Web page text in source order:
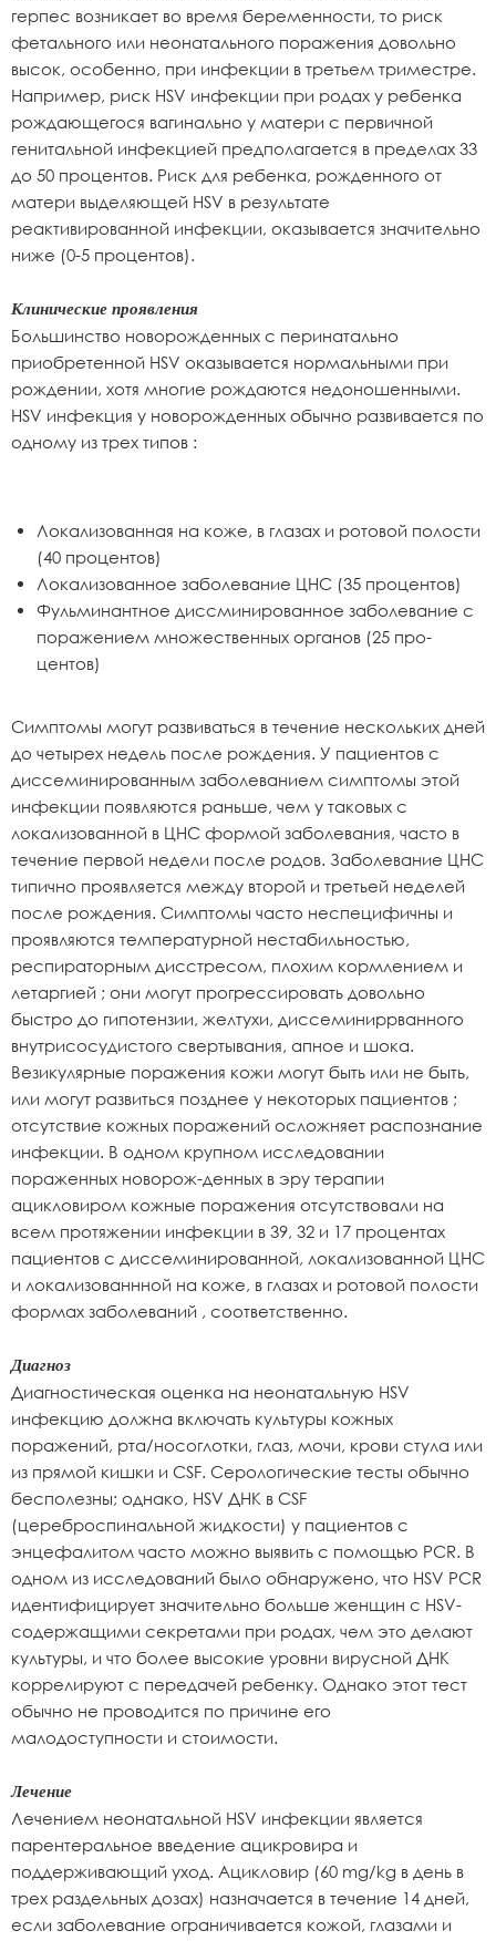
герпес возникает во время беременности, то риск
фетального или неонатального поражения довольно
высок, особенно, при инфекции в третьем триместре.
Например, риск HSV инфекции при родах у ребенка
рождающегося вагинально у матери с первичной
генитальной инфекцией предполагается в пределах 33
до 50 процентов. Риск для ребенка, рожденного от
матери выделяющей HSV в результате
реактивированной инфекции, оказывается значительно
ниже (0-5 процентов).
Клинические проявления
Большинство новорожденных с перинатально
приобретенной HSV оказывается нормальными при
рождении, хотя многие рождаются недоношенными.
HSV инфекция у новорожденных обычно развивается по
одному из трех типов :
Локализованная на коже, в глазах и ротовой полости
(40 процентов)
Локализованное заболевание ЦНС (35 процентов)
Фульминантное диссминированное заболевание с
поражением множественных органов (25 про-
центов)
Симптомы могут развиваться в течение нескольких дней
до четырех недель после рождения. У пациентов с
диссеминированным заболеванием симптомы этой
инфекции появляются раньше, чем у таковых с
локализованной в ЦНС формой заболевания, часто в
течение первой недели после родов. Заболевание ЦНС
типично проявляется между второй и третьей неделей
после рождения. Симптомы часто неспецифичны и
проявляются температурной нестабильностью,
респираторным дисстресом, плохим кормлением и
летаргией ; они могут прогрессировать довольно
быстро до гипотензии, желтухи, диссеминиррванного
внутрисосудистого свертывания, апное и шока.
Везикулярные поражения кожи могут быть или не быть,
или могут развиться позднее у некоторых пациентов ;
отсутствие кожных поражений осложняет распознание
инфекции. В одном крупном исследовании
пораженных новорож-денных в эру терапии
ацикловиром кожные поражения отсутствовали на
всем протяжении инфекции в 39, 32 и 17 процентах
пациентов с диссеминированной, локализованной ЦНС
и локализованнной на коже, в глазах и ротовой полости
формах заболеваний , соответственно.
Диагноз
Диагностическая оценка на неонатальную HSV
инфекцию должна включать культуры кожных
поражений, рта/носоглотки, глаз, мочи, крови стула или
из прямой кишки и CSF. Серологические тесты обычно
бесполезны; однако, HSV ДНК в CSF
(цереброспинальной жидкости) у пациентов с
энцефалитом часто можно выявить с помощью PCR. В
одном из исследований было обнаружено, что HSV PCR
идентифицирует значительно больше женщин с HSV-
содержащими секретами при родах, чем это делают
культуры, и что более высокие уровни вирусной ДНК
коррелируют с передачей ребенку. Однако этот тест
обычно не проводится по причине его
малодоступности и стоимости.
Лечение
Лечением неонатальной HSV инфекции является
парентеральное введение ацикровира и
поддерживающий уход. Ацикловир (60 mg/kg в день в
трех раздельных дозах) назначается в течение 14 дней,
если заболевание ограничивается кожой, глазами и